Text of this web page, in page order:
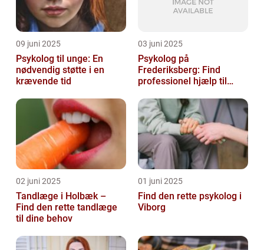
09 juni 2025
Psykolog til unge: En
nødvendig støtte i en
krævende tid
03 juni 2025
Psykolog på
Frederiksberg: Find
professionel hjælp til
02 juni 2025
Tandlæge i Holbæk –
Find den rette tandlæge
til dine behov
01 juni 2025
Find den rette psykolog i
Viborg